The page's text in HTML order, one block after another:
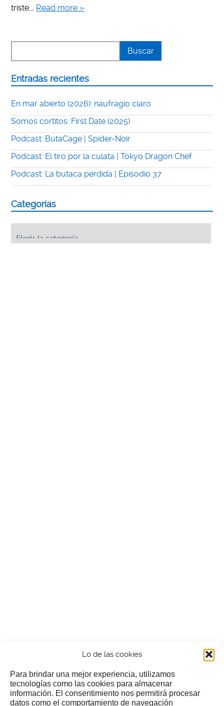
Lo de las cookies
Para brindar una mejor experiencia, utilizamos
tecnologías como las cookies para almacenar
información. El consentimiento nos permitirá procesar
datos como el comportamiento de navegación
triste,… Read more »
Entradas recientes
En mar abierto (2026): naufragio claro
Somos cortitos: First Date (2025)
Podcast: ButaCage | Spider-Noir
Podcast: El tiro por la culata | Tokyo Dragon Chef
Podcast: La butaca perdida | Episodio 37
Categorías
¿Nos invitas a un cafecillo?